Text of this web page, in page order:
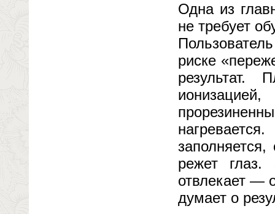
Одна из
не требует
риске
режет
отвлекает —
думает о